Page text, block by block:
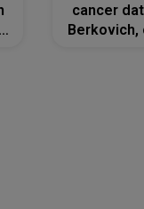
cancer
Berkovich,